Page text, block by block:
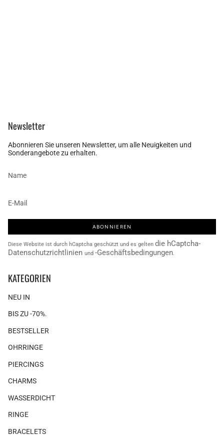
Newsletter
Abonnieren Sie unseren Newsletter, um alle Neuigkeiten und
Sonderangebote zu erhalten.
ABONNIEREN
Diese Website ist durch hCaptcha geschützt und es gelten die hCaptcha-
Datenschutzrichtlinien und -Geschäftsbedingungen.
KATEGORIEN
NEU IN
BIS ZU -70%.
BESTSELLER
OHRRINGE
PIERCINGS
CHARMS
WASSERDICHT
RINGE
BRACELETS